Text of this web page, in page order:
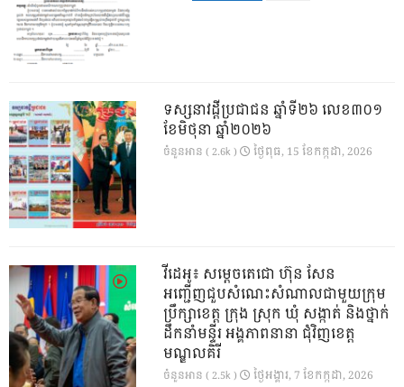
ទស្សនាវដ្ដីប្រជាជន ឆ្នាំទី២៦ លេខ៣០១
ខែមិថុនា ឆ្នាំ២០២៦
ចំនួនអាន ( 2.6k ) ថ្ងៃ​ពុធ, 15 ខែ​កក្កដា, 2026
វីដេអូ៖ សម្តេចតេជោ ហ៊ុន សែន
អញ្ជើញជួបសំណេះសំណាលជាមួយក្រុម
ប្រឹក្សាខេត្ត ក្រុង ស្រុក ឃុំ សង្កាត់ និងថ្នាក់
ដឹកនាំមន្ទីរ អង្គភាពនានា ជុំវិញខេត្ត
មណ្ឌលគិរី
ចំនួនអាន ( 2.5k ) ថ្ងៃ​អង្គារ, 7 ខែ​កក្កដា, 2026